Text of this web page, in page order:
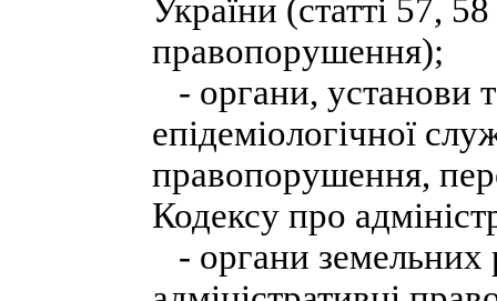
України (статті 57,
правопорушення);
- органи, установи
епідеміологічної
правопорушення,
Кодексу про
- органи земельних